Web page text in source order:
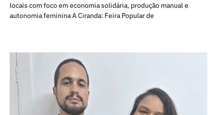
locais com foco em economia solidária, produção manual e
autonomia feminina A Ciranda: Feira Popular de